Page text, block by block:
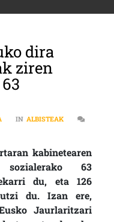
dira
ziren
IN ALBISTEAK
GABE GELDITUKO DIRA
kabinetearen
sozialerako 63
du, eta 126
du. Izan ere,
Jaurlaritzari